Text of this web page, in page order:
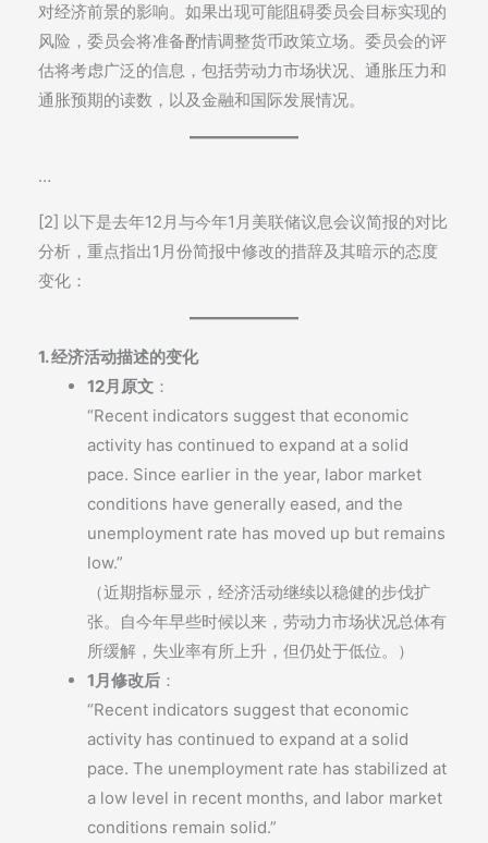
对经济前景的影响。如果出现可能阻碍委员会目标实现的
风险，委员会将准备酌情调整货币政策立场。委员会的评
估将考虑广泛的信息，包括劳动力市场状况、通胀压力和
通胀预期的读数，以及金融和国际发展情况。
…
[2] 以下是去年12月与今年1月美联储议息会议简报的对比
分析，重点指出1月份简报中修改的措辞及其暗示的态度
变化：
1. 经济活动描述的变化
12月原文 ：
“Recent indicators suggest that economic
activity has continued to expand at a solid
pace. Since earlier in the year, labor market
conditions have generally eased, and the
unemployment rate has moved up but remains
low.”
（近期指标显示，经济活动继续以稳健的步伐扩
张。自今年早些时候以来，劳动力市场状况总体有
所缓解，失业率有所上升，但仍处于低位。）
1月修改后 ：
“Recent indicators suggest that economic
activity has continued to expand at a solid
pace. The unemployment rate has stabilized at
a low level in recent months, and labor market
conditions remain solid.”